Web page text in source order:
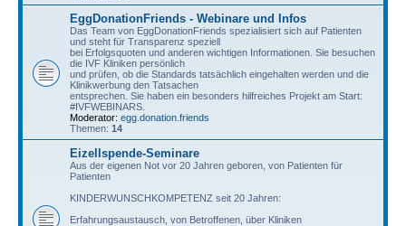
EggDonationFriends - Webinare und Infos
Das Team von EggDonationFriends spezialisiert sich auf Patienten
und steht für Transparenz speziell
bei Erfolgsquoten und anderen wichtigen Informationen. Sie besuchen
die IVF Kliniken persönlich
und prüfen, ob die Standards tatsächlich eingehalten werden und die
Klinikwerbung den Tatsachen
entsprechen. Sie haben ein besonders hilfreiches Projekt am Start:
#IVFWEBINARS.
Moderator: egg.donation.friends
Themen: 14
Eizellspende-Seminare
Aus der eigenen Not vor 20 Jahren geboren, von Patienten für
Patienten
KINDERWUNSCHKOMPETENZ seit 20 Jahren:
Erfahrungsaustausch, von Betroffenen, über Kliniken